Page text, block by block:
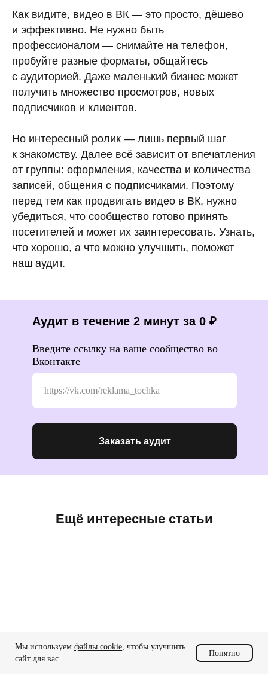
Как видите, видео в ВК — это просто, дёшево
и эффективно. Не нужно быть
профессионалом — снимайте на телефон,
пробуйте разные форматы, общайтесь
с аудиторией. Даже маленький бизнес может
получить множество просмотров, новых
подписчиков и клиентов.
Но интересный ролик — лишь первый шаг
к знакомству. Далее всё зависит от впечатления
от группы: оформления, качества и количества
записей, общения с подписчиками. Поэтому
перед тем как продвигать видео в ВК, нужно
убедиться, что сообщество готово принять
посетителей и может их заинтересовать. Узнать,
что хорошо, а что можно улучшить, поможет
наш аудит.
Аудит в течение 2 минут за 0 ₽
Введите ссылку на ваше сообщество во
Вконтакте
Заказать аудит
Ещё интересные статьи
Мы используем файлы cookie, чтобы улучшить
сайт для вас
Понятно